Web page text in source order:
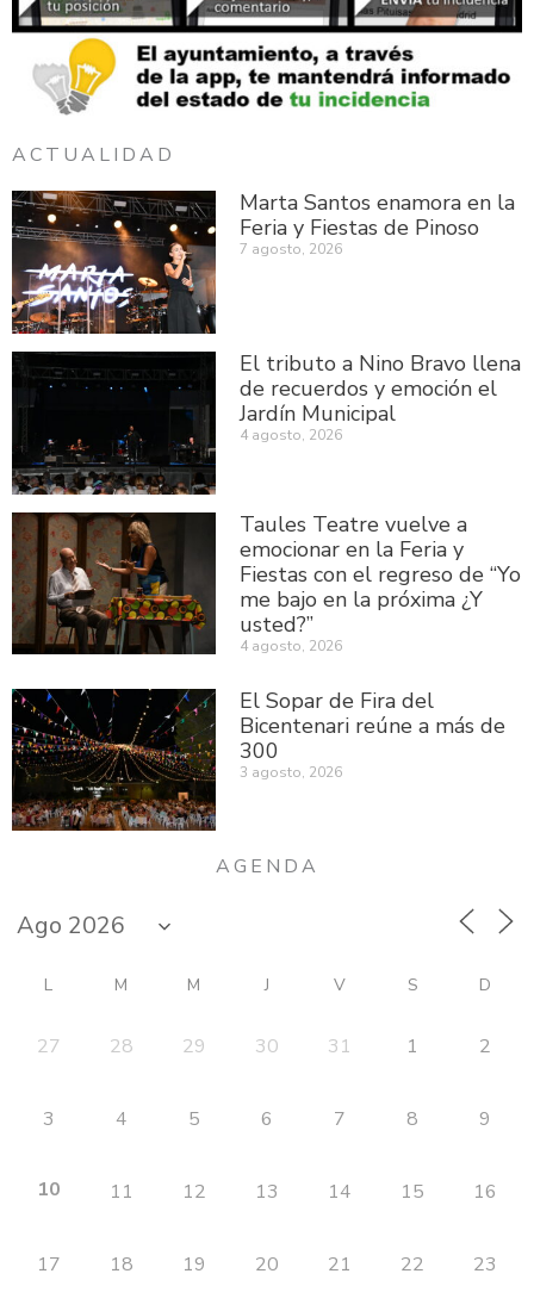
ACTUALIDAD
Marta Santos enamora en la
Feria y Fiestas de Pinoso
7 agosto, 2026
El tributo a Nino Bravo llena
de recuerdos y emoción el
Jardín Municipal
4 agosto, 2026
Taules Teatre vuelve a
emocionar en la Feria y
Fiestas con el regreso de “Yo
me bajo en la próxima ¿Y
usted?”
4 agosto, 2026
El Sopar de Fira del
Bicentenari reúne a más de
300
3 agosto, 2026
AGENDA
L M M J V S D
27 28 29 30 31 1 2
3 4 5 6 7 8 9
10 11 12 13 14 15 16
17 18 19 20 21 22 23